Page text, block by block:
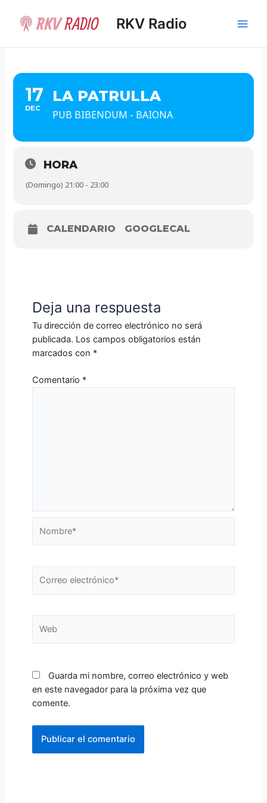
contenido
RKV Radio
17
DEC
LA PATRULLA
PUB BIBENDUM - BAIONA
HORA
(Domingo) 21:00 - 23:00
CALENDARIO GOOGLECAL
Deja una respuesta
Tu dirección de correo electrónico no será
publicada. Los campos obligatorios están
marcados con *
Comentario *
electrónico*
Guarda mi nombre, correo electrónico y web
en este navegador para la próxima vez que
comente.